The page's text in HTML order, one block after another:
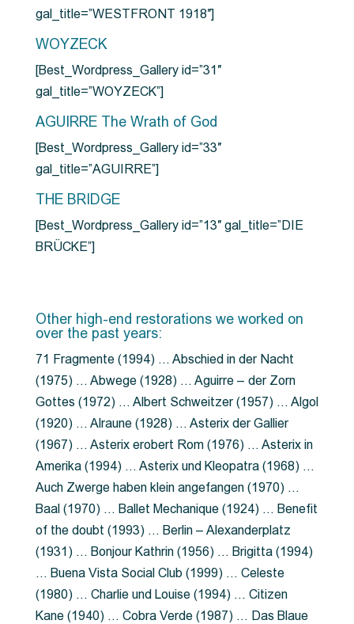
gal_title=”WESTFRONT 1918″]
WOYZECK
[Best_Wordpress_Gallery id=”31″
gal_title=”WOYZECK”]
AGUIRRE The Wrath of God
[Best_Wordpress_Gallery id=”33″
gal_title=”AGUIRRE”]
THE BRIDGE
[Best_Wordpress_Gallery id=”13″ gal_title=”DIE
BRÜCKE”]
Other high-end restorations we worked on
over the past years:
71 Fragmente (1994) … Abschied in der Nacht
(1975) … Abwege (1928) … Aguirre – der Zorn
Gottes (1972) … Albert Schweitzer (1957) … Algol
(1920) … Alraune (1928) … Asterix der Gallier
(1967) … Asterix erobert Rom (1976) … Asterix in
Amerika (1994) … Asterix und Kleopatra (1968) …
Auch Zwerge haben klein angefangen (1970) …
Baal (1970) … Ballet Mechanique (1924) … Benefit
of the doubt (1993) … Berlin – Alexanderplatz
(1931) … Bonjour Kathrin (1956) … Brigitta (1994)
… Buena Vista Social Club (1999) … Celeste
(1980) … Charlie und Louise (1994) … Citizen
Kane (1940) … Cobra Verde (1987) … Das Blaue